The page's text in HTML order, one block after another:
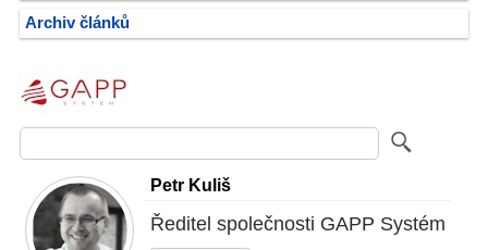
Archiv článků
Petr Kuliš
Ředitel společnosti GAPP Systém